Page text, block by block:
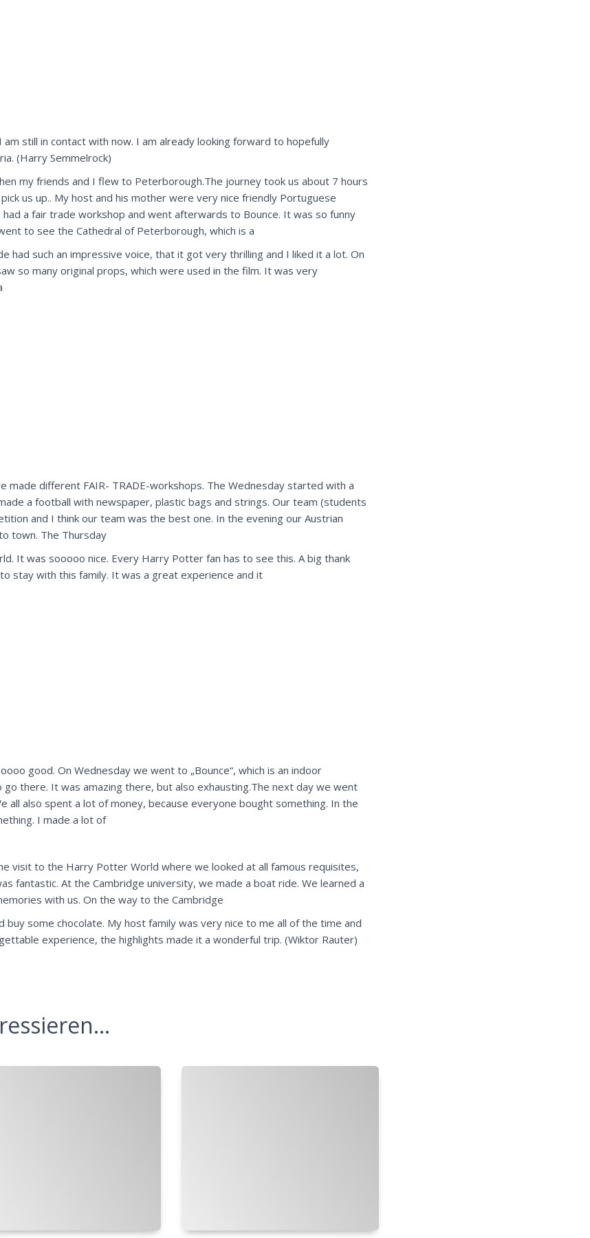
still in contact with now. I am already looking forward to hopefully
(Harry Semmelrock)
my friends and I flew to Peterborough.The journey took us about 7 hours
us up.. My host and his mother were very nice friendly Portuguese
a fair trade workshop and went afterwards to Bounce. It was so funny
to see the Cathedral of Peterborough, which is a
had such an impressive voice, that it got very thrilling and I liked it a lot. On
so many original props, which were used in the film. It was very
different FAIR- TRADE-workshops. The Wednesday started with a
a football with newspaper, plastic bags and strings. Our team (students
and I think our team was the best one. In the evening our Austrian
town. The Thursday
It was sooooo nice. Every Harry Potter fan has to see this. A big thank
stay with this family. It was a great experience and it
good. On Wednesday we went to „Bounce“, which is an indoor
there. It was amazing there, but also exhausting.The next day we went
also spent a lot of money, because everyone bought something. In the
I made a lot of
visit to the Harry Potter World where we looked at all famous requisites,
fantastic. At the Cambridge university, we made a boat ride. We learned a
with us. On the way to the Cambridge
some chocolate. My host family was very nice to me all of the time and
experience, the highlights made it a wonderful trip. (Wiktor Rauter)